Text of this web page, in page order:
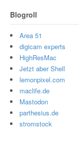
Blogroll
Area 51
digicam experts
HighResMac
Jetzt aber Shell
lemonpixel.com
maclife.de
Mastodon
parthesius.de
stromstock